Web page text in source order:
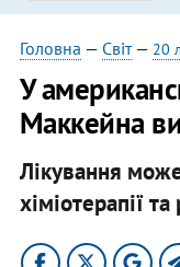
Головна — Світ— 20
У
Маккейна
Лікування
хіміотерапії